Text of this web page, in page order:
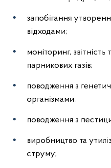
запобігання
відходами;
моніторинг,
парникових газів;
поводження з
організмами;
поводження з
виробництво та
струму;